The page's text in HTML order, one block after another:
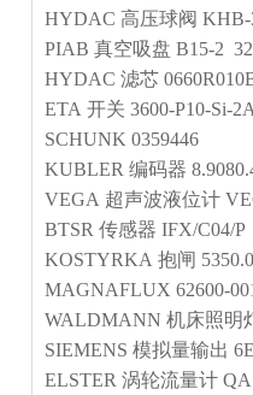
HYDAC 高压球阀 KHB-
PIAB 真空吸盘 B15-2
HYDAC 滤芯
ETA 开关 3600-P10-Si-
SCHUNK 0359446
KUBLER 编码器
VEGA 超声波液位计
BTSR 传感器 IFX/C04/P
KOSTYRKA 抱闸
MAGNAFLUX 62600-
WALDMANN 机床照明
SIEMENS 模拟量输出
ELSTER 涡轮流量计